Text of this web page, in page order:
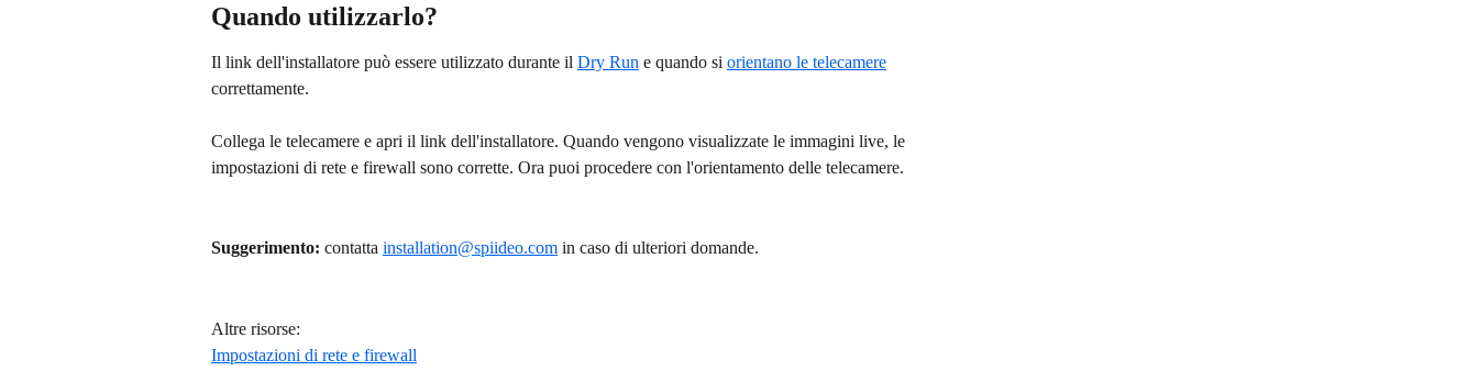
Quando utilizzarlo?
Il link dell'installatore può essere utilizzato durante il Dry Run e quando si orientano le telecamere
correttamente.
Collega le telecamere e apri il link dell'installatore. Quando vengono visualizzate le immagini live, le
impostazioni di rete e firewall sono corrette. Ora puoi procedere con l'orientamento delle telecamere.
Suggerimento: contatta installation@spiideo.com in caso di ulteriori domande.
Altre risorse:
Impostazioni di rete e firewall